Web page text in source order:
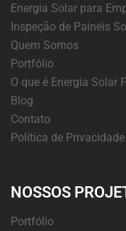
Energia Solar para
Inspeção de Painéis
Quem Somos
Portfólio
O que é Energia Solar
Blog
Contato
Política de Privacidade
NOSSOS
Portfólio